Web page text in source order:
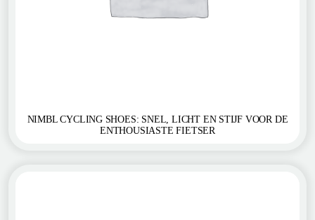
NIMBL CYCLING SHOES: SNEL, LICHT EN STIJF VOOR DE
ENTHOUSIASTE FIETSER